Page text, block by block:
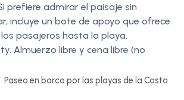
prefiere admirar el paisaje sin
incluye un bote de apoyo que ofrece
pasajeros hasta la playa.
Almuerzo libre y cena libre (no
Paseo en barco por las playas de la Costa